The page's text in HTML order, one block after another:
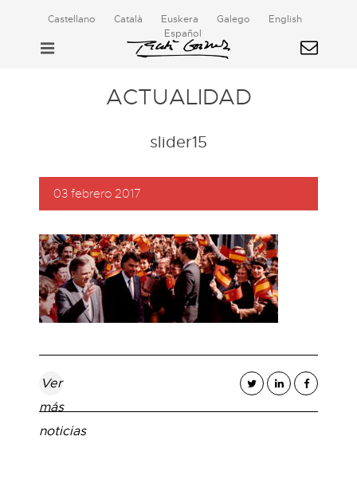
Castellano Català Euskera Galego
English
Español
ACTUALIDAD
slider15
03 febrero 2017
Ver
más
noticias